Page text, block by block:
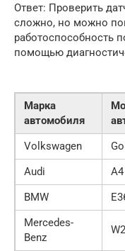
Ответ: Проверить
сложно, но можно
работоспособность
помощью
Марка
автомобиля
Volkswagen
Audi
BMW
Mercedes-
Benz